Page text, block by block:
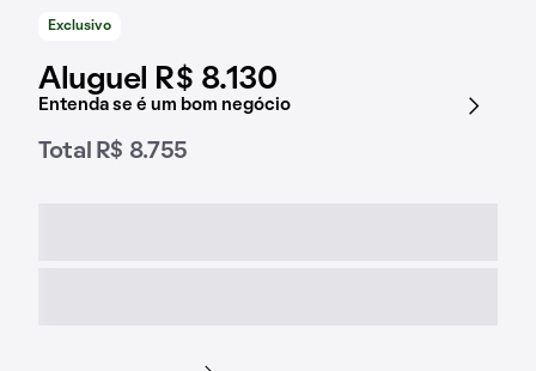
Exclusivo
Aluguel R$ 8.130
Entenda se é um bom negócio
Total R$ 8.755